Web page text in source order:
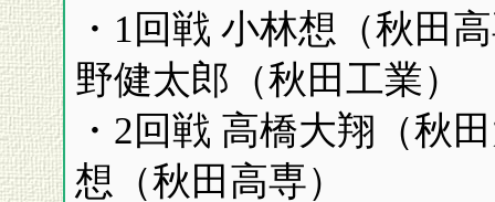
・1回戦 小林想（秋田
野健太郎（秋田工業）
・2回戦 高橋大翔（
想（秋田高専）